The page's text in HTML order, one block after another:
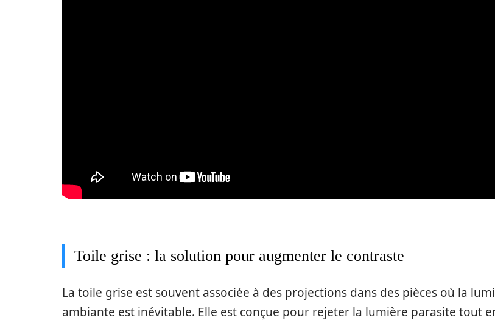
Toile grise : la solution pour augmenter le contraste
La toile grise est souvent associée à des projections dans des pièces où la
ambiante est inévitable. Elle est conçue pour rejeter la lumière parasite tout